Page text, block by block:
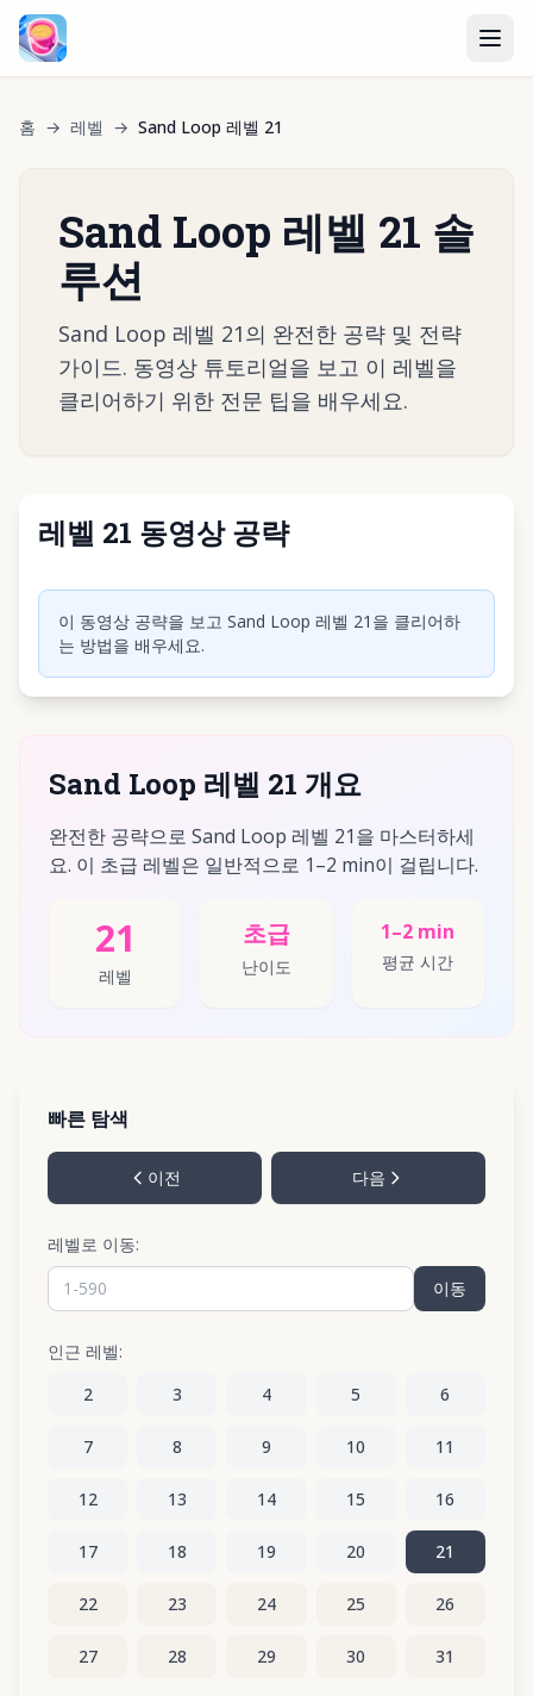
홈 → 레벨 → Sand Loop 레벨 21
Sand Loop 레벨 21 솔
루션
Sand Loop 레벨 21의 완전한 공략 및 전략
가이드. 동영상 튜토리얼을 보고 이 레벨을
클리어하기 위한 전문 팁을 배우세요.
레벨 21 동영상 공략
동영상 재생하려면 클릭
이 동영상 공략을 보고 Sand Loop 레벨 21을 클리어하
는 방법을 배우세요.
Sand Loop 레벨 21 개요
완전한 공략으로 Sand Loop 레벨 21을 마스터하세
요. 이 초급 레벨은 일반적으로 1–2 min이 걸립니다.
21
레벨
초급
난이도
1–2 min
평균 시간
빠른 탐색
이전 다음
레벨로 이동:
이동
인근 레벨:
2
3 4 5 6
7 8 9 10 11
12 13 14 15 16
17 18 19 20 21
22 23 24 25 26
27 28 29 30 31